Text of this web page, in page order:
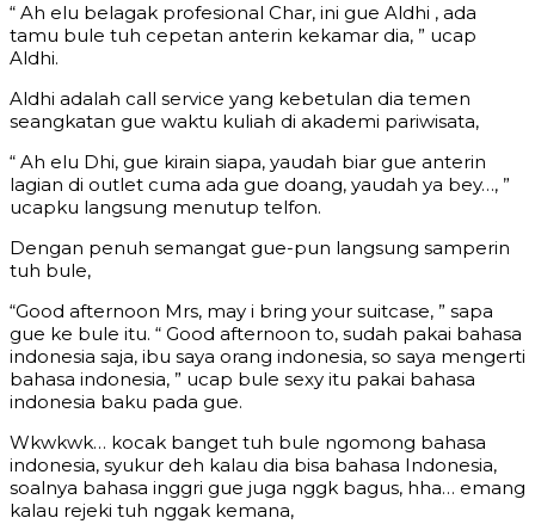
“ Ah elu belagak profesional Char, ini gue Aldhi , ada
tamu bule tuh cepetan anterin kekamar dia, ” ucap
Aldhi.
Aldhi adalah call service yang kebetulan dia temen
seangkatan gue waktu kuliah di akademi pariwisata,
“ Ah elu Dhi, gue kirain siapa, yaudah biar gue anterin
lagian di outlet cuma ada gue doang, yaudah ya bey…, ”
ucapku langsung menutup telfon.
Dengan penuh semangat gue-pun langsung samperin
tuh bule,
“Good afternoon Mrs, may i bring your suitcase, ” sapa
gue ke bule itu. “ Good afternoon to, sudah pakai bahasa
indonesia saja, ibu saya orang indonesia, so saya mengerti
bahasa indonesia, ” ucap bule sexy itu pakai bahasa
indonesia baku pada gue.
Wkwkwk… kocak banget tuh bule ngomong bahasa
indonesia, syukur deh kalau dia bisa bahasa Indonesia,
soalnya bahasa inggri gue juga nggk bagus, hha… emang
kalau rejeki tuh nggak kemana,